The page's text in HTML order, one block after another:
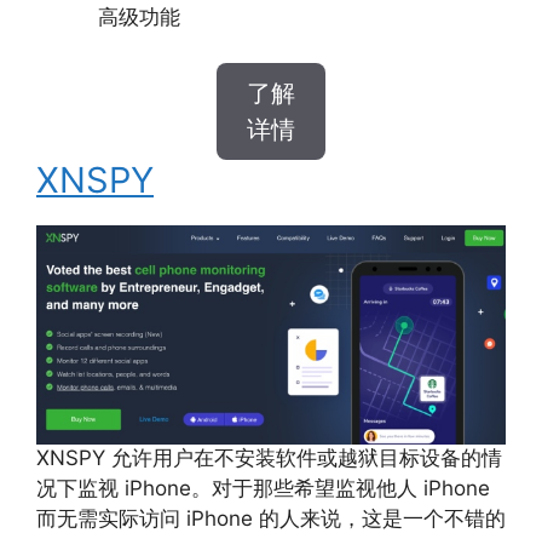
高级功能
了解
详情
XNSPY
XNSPY 允许用户在不安装软件或越狱目标设备的情
况下监视 iPhone。对于那些希望监视他人 iPhone
而无需实际访问 iPhone 的人来说，这是一个不错的